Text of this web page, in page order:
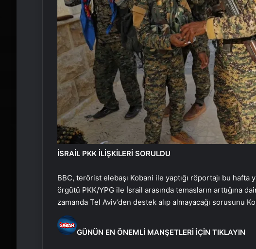
İSRAİL PKK İLİŞKİLERİ SORULDU
BBC, terörist elebaşı Kobani ile yaptığı röportajı bu hafta
örgütü PKK/YPG ile İsrail arasında temasların arttığına
zamanda Tel Aviv’den destek alıp almayacağı sorusunu
GÜNÜN EN ÖNEMLİ MANŞETLERİ İÇİN TIKLAYIN